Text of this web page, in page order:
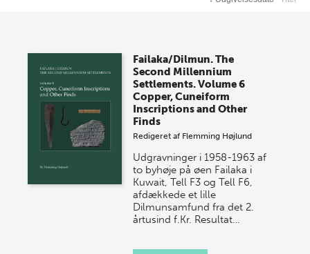
Failaka/Dilmun. The
Second Millennium
Settlements. Volume 6
Copper, Cuneiform
Inscriptions and Other
Finds
Redigeret af Flemming Højlund
Udgravninger i 1958-1963 af
to byhøje på øen Failaka i
Kuwait, Tell F3 og Tell F6,
afdækkede et lille
Dilmunsamfund fra det 2.
årtusind f.Kr. Resultat…